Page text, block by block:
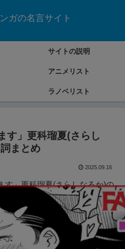
ガの名言サイト
サイトの説明
アニメリスト
ラノベリスト
す」更科瑠夏(さらし
まとめ
2025.09.16
す」更科瑠夏(さらしなるか)の
す。